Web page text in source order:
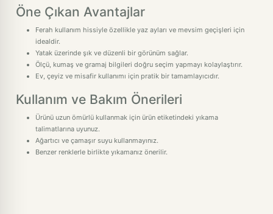
Öne Çıkan Avantajlar
Ferah kullanım hissiyle özellikle yaz ayları ve mevsim geçişleri için
idealdir.
Yatak üzerinde şık ve düzenli bir görünüm sağlar.
Ölçü, kumaş ve gramaj bilgileri doğru seçim yapmayı kolaylaştırır.
Ev, çeyiz ve misafir kullanımı için pratik bir tamamlayıcıdır.
Kullanım ve Bakım Önerileri
Ürünü uzun ömürlü kullanmak için ürün etiketindeki yıkama
talimatlarına uyunuz.
Ağartıcı ve çamaşır suyu kullanmayınız.
Benzer renklerle birlikte yıkamanız önerilir.